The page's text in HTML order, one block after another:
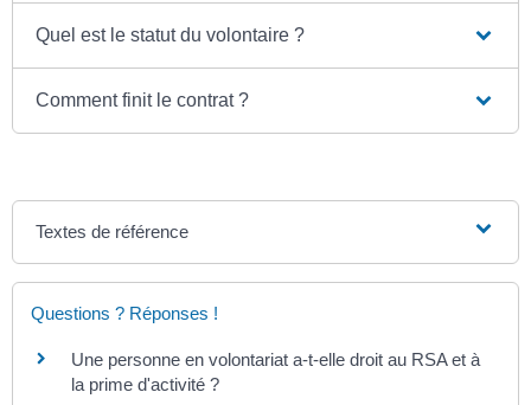
Quel est le statut du volontaire ?
Comment finit le contrat ?
Textes de référence
Questions ? Réponses !
Une personne en volontariat a-t-elle droit au RSA et à
la prime d'activité ?